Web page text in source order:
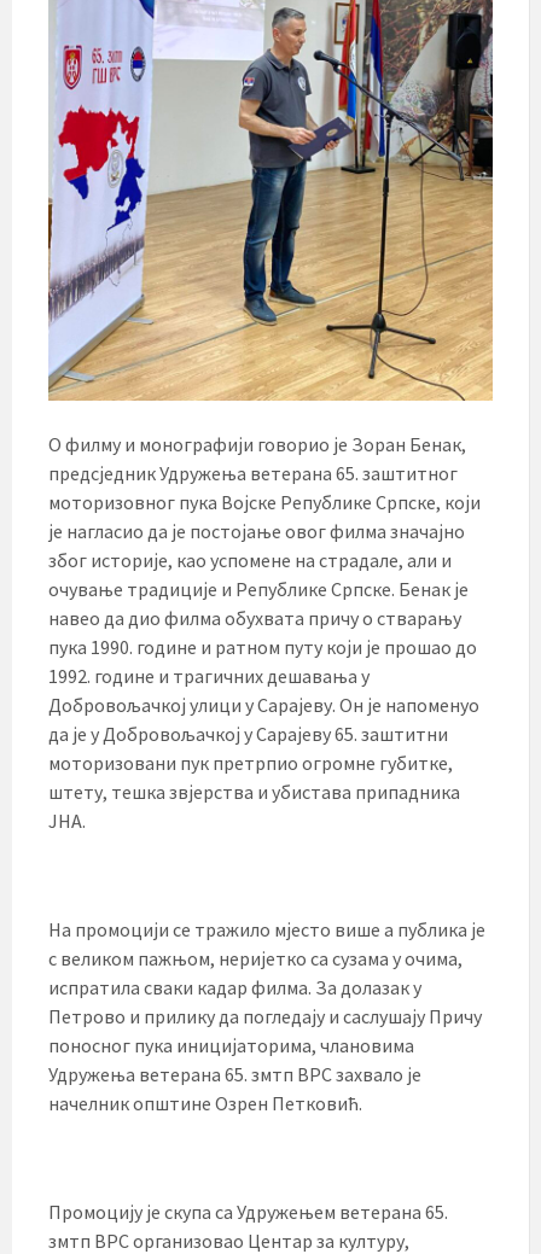
О филму и монографији говорио је Зоран Бенак,
предсједник Удружења ветерана 65. заштитног
моторизовног пука Војске Републике Српске, који
је нагласио да је постојање овог филма значајно
због историје, као успомене на страдале, али и
очување традиције и Републике Српске. Бенак је
навео да дио филма обухвата причу о стварању
пука 1990. године и ратном путу који је прошао до
1992. године и трагичних дешавања у
Добровољачкој улици у Сарајеву. Он је напоменуо
да је у Добровољачкој у Сарајеву 65. заштитни
моторизовани пук претрпио огромне губитке,
штету, тешка звјерства и убистава припадника
ЈНА.
На промоцији се тражило мјесто више а публика је
с великом пажњом, неријетко са сузама у очима,
испратила сваки кадар филма. За долазак у
Петрово и прилику да погледају и саслушају Причу
поносног пука иницијаторима, члановима
Удружења ветерана 65. змтп ВРС захвало је
начелник општине Озрен Петковић.
Промоцију је скупа са Удружењем ветерана 65.
змтп ВРС организовао Центар за културу,